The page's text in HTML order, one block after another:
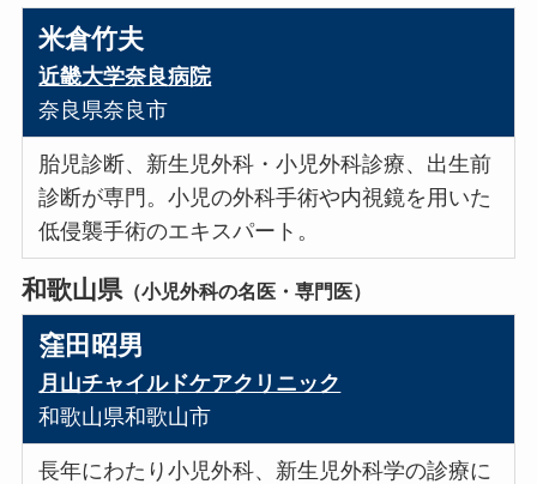
米倉竹夫
近畿大学奈良病院
奈良県奈良市
胎児診断、新生児外科・小児外科診療、出生前
診断が専門。小児の外科手術や内視鏡を用いた
低侵襲手術のエキスパート。
和歌山県（小児外科の名医・専門医）
窪田昭男
月山チャイルドケアクリニック
和歌山県和歌山市
長年にわたり小児外科、新生児外科学の診療に